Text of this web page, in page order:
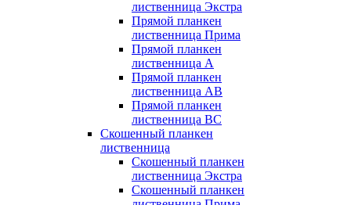
лиственница Экстра
Прямой планкен
лиственница Прима
Прямой планкен
лиственница А
Прямой планкен
лиственница AB
Прямой планкен
лиственница BC
Скошенный планкен
лиственница
Скошенный планкен
лиственница Экстра
Скошенный планкен